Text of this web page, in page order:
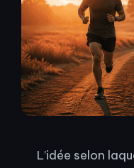
L’idée selon